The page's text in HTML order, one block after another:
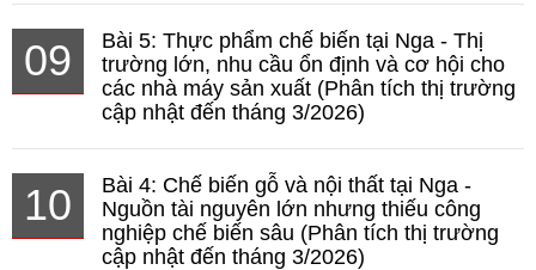
09
Bài 5: Thực phẩm chế biến tại Nga - Thị
trường lớn, nhu cầu ổn định và cơ hội cho
các nhà máy sản xuất (Phân tích thị trường
cập nhật đến tháng 3/2026)
10
Bài 4: Chế biến gỗ và nội thất tại Nga -
Nguồn tài nguyên lớn nhưng thiếu công
nghiệp chế biến sâu (Phân tích thị trường
cập nhật đến tháng 3/2026)